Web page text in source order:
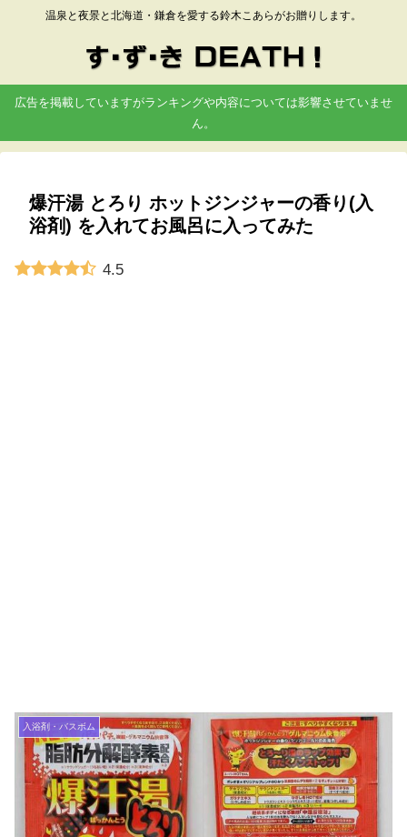
温泉と夜景と北海道・鎌倉を愛する鈴木こあらがお贈りします。
広告を掲載していますがランキングや内容については影響させていませ
ん。
爆汗湯 とろり ホットジンジャーの香り(入
浴剤) を入れてお風呂に入ってみた
4.5
入浴剤・バスボム